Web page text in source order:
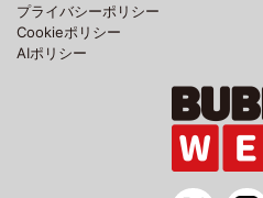
プライバシーポリシー
Cookieポリシー
AIポリシー